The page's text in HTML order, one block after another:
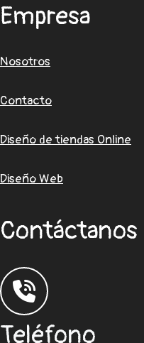
Empresa
Nosotros
Contacto
Diseño de tiendas Online
Diseño Web
Contáctanos
Teléfono